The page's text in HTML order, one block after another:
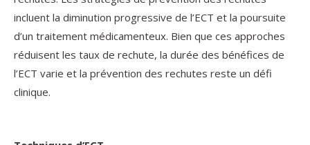
incluent la diminution progressive de l’ECT et la poursuite
d’un traitement médicamenteux. Bien que ces approches
réduisent les taux de rechute, la durée des bénéfices de
l’ECT varie et la prévention des rechutes reste un défi
clinique.